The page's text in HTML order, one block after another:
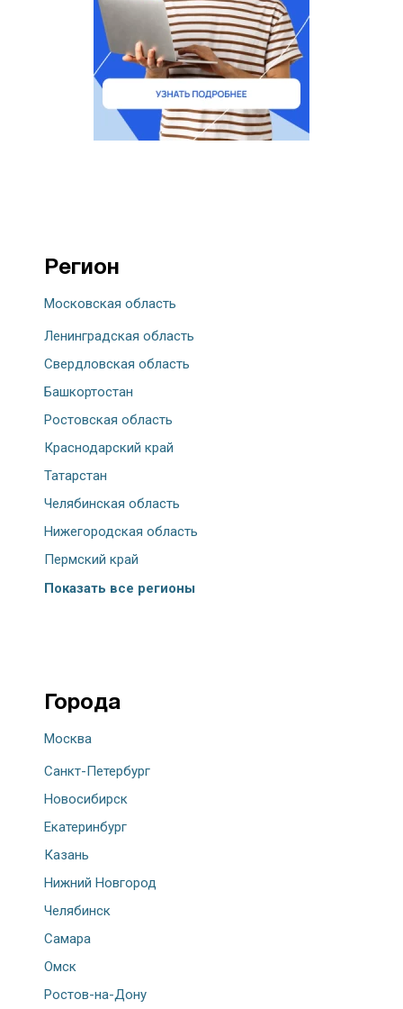
Регион
Московская область
Ленинградская область
Свердловская область
Башкортостан
Ростовская область
Краснодарский край
Татарстан
Челябинская область
Нижегородская область
Пермский край
Показать все регионы
Города
Москва
Санкт-Петербург
Новосибирск
Екатеринбург
Казань
Нижний Новгород
Челябинск
Самара
Омск
Ростов-на-Дону